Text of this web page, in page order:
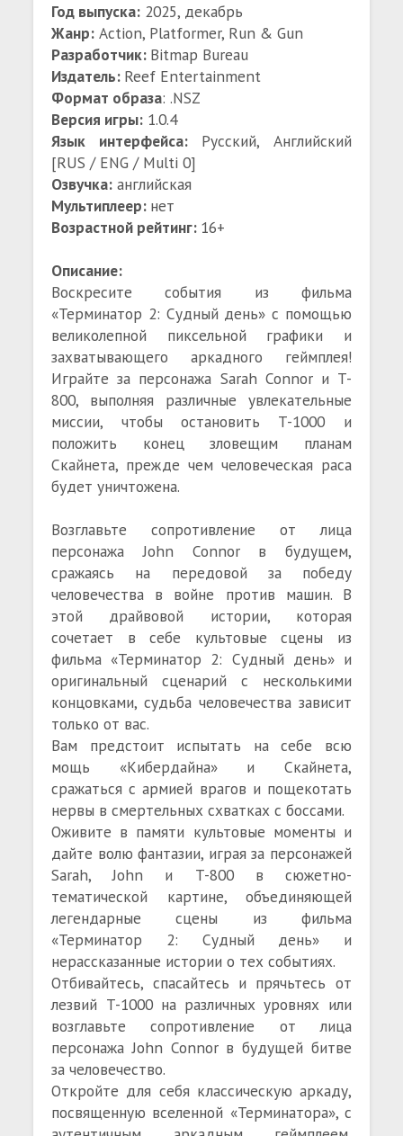
Год выпуска: 2025, декабрь
Жанр: Action, Platformer, Run & Gun
Разработчик: Bitmap Bureau
Издатель: Reef Entertainment
Формат образа: .NSZ
Версия игры: 1.0.4
Язык интерфейса:Русский, Английский
[RUS / ENG / Multi 0]
Озвучка: английская
Мультиплеер: нет
Возрастной рейтинг: 16+
Описание:
Воскресите события из фильма
«Терминатор 2: Судный день» с помощью
великолепной пиксельной графики и
захватывающего аркадного геймплея!
Играйте за персонажа Sarah Connor и T-
800, выполняя различные увлекательные
миссии, чтобы остановить T-1000 и
положить конец зловещим планам
Скайнета, прежде чем человеческая раса
будет уничтожена.
Возглавьте сопротивление от лица
персонажа John Connor в будущем,
сражаясь на передовой за победу
человечества в войне против машин. В
этой драйвовой истории, которая
сочетает в себе культовые сцены из
фильма «Терминатор 2: Судный день» и
оригинальный сценарий с несколькими
концовками, судьба человечества зависит
только от вас.
Вам предстоит испытать на себе всю
мощь «Кибердайна» и Скайнета,
сражаться с армией врагов и пощекотать
нервы в смертельных схватках с боссами.
Оживите в памяти культовые моменты и
дайте волю фантазии, играя за персонажей
Sarah, John и T-800 в сюжетно-
тематической картине, объединяющей
легендарные сцены из фильма
«Терминатор 2: Судный день» и
нерассказанные истории о тех событиях.
Отбивайтесь, спасайтесь и прячьтесь от
лезвий T-1000 на различных уровнях или
возглавьте сопротивление от лица
персонажа John Connor в будущей битве
за человечество.
Откройте для себя классическую аркаду,
посвященную вселенной «Терминатора», с